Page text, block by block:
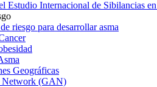
Estudio Internacional de Sibilancias
riesgo para desarrollar asma
Geográficas
Network (GAN)